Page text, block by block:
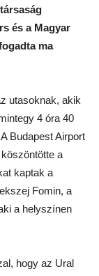
és a Magyar
ma
utasoknak, akik
4 óra 40
Budapest Airport
a
kaptak a
Fomin, a
a helyszínen
hogy az Ural